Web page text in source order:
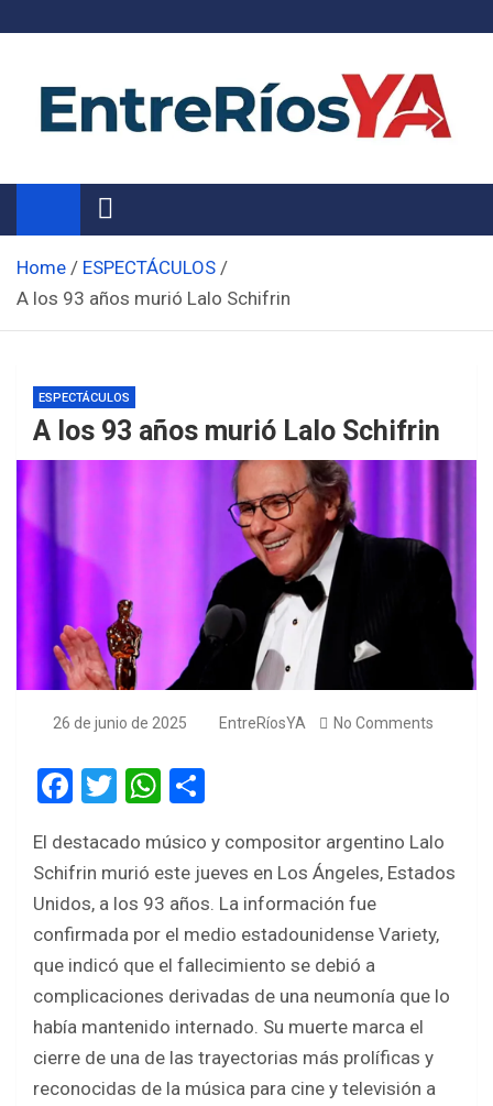
Noticias de Entre Ríos
Información de toda la provincia ahora
Home
ESPECTÁCULOS
A los 93 años murió Lalo Schifrin
ESPECTÁCULOS
A los 93 años murió Lalo Schifrin
26 de junio de 2025 EntreRíosYA No Comments
F
ce
b
o
o
k
T
tt
er
W
at
s
A
p
p
ar
e
El destacado músico y compositor argentino Lalo
Schifrin murió este jueves en Los Ángeles, Estados
Unidos, a los 93 años. La información fue
confirmada por el medio estadounidense Variety,
que indicó que el fallecimiento se debió a
complicaciones derivadas de una neumonía que lo
había mantenido internado. Su muerte marca el
cierre de una de las trayectorias más prolíficas y
reconocidas de la música para cine y televisión a